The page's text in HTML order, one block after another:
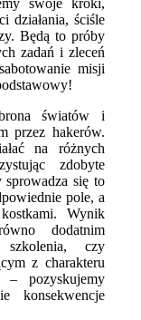
działania, ściśle
Będą to próby
zadań i zleceń
misji
światów i
przez hakerów.
na różnych
zdobyte
się to
pole, a
Wynik
dodatnim
szkolenia, czy
z charakteru
pozyskujemy
konsekwencje